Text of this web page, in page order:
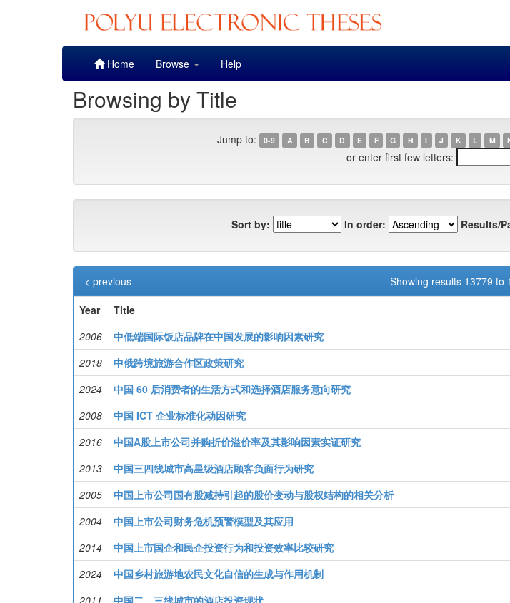
Home Browse Help
Browsing by Title
Jump to: 0-9 A B C D E F G H I J K L M
or enter first few letters:
Sort by: In order: Results/
Showing results 13779 to
< previous
Year
Title
2006
中低端国际饭店品牌在中国发展的影响因素研究
2018
中俄跨境旅游合作区政策研究
2024
中国 60 后消费者的生活方式和选择酒店服务意向研究
2008
中国 ICT 企业标准化动因研究
2016
中国A股上市公司并购折价溢价率及其影响因素实证研究
2013
中国三四线城市高星级酒店顾客负面行为研究
2005
中国上市公司国有股减持引起的股价变动与股权结构的相关分析
2004
中国上市公司财务危机预警模型及其应用
2014
中国上市国企和民企投资行为和投资效率比较研究
2024
中国乡村旅游地农民文化自信的生成与作用机制
2011
中国二、三线城市的酒店投资现状